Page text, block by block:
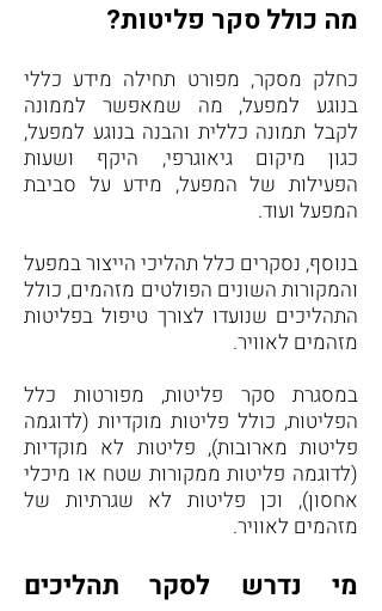
מה כולל סקר פליטות?
כחלק מסקר, מפורט תחילה מידע כללי
בנוגע למפעל, מה שמאפשר לממונה
לקבל תמונה כללית והבנה בנוגע למפעל,
כגון מיקום גיאוגרפי, היקף ושעות
הפעילות של המפעל, מידע על סביבת
המפעל ועוד.
בנוסף, נסקרים כלל תהליכי הייצור במפעל
והמקורות השונים הפולטים מזהמים, כולל
התהליכים שנועדו לצורך טיפול בפליטות
מזהמים לאוויר.
במסגרת סקר פליטות, מפורטות כלל
הפליטות, כולל פליטות מוקדיות (לדוגמה
פליטות מארובות), פליטות לא מוקדיות
(לדוגמה פליטות ממקורות שטח או מיכלי
אחסון), וכן פליטות לא שגרתיות של
מזהמים לאוויר.
מי נדרש לסקר תהליכים